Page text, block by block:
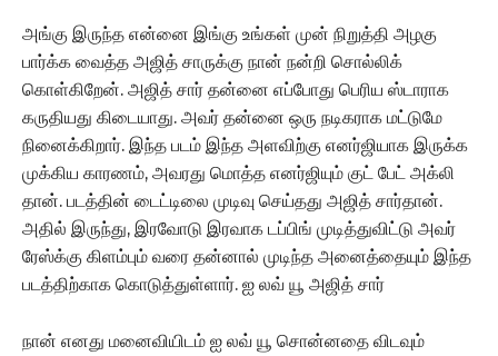
அங்கு இருந்த என்னை இங்கு உங்கள் முன் நிறுத்தி அழகு
பார்க்க வைத்த அஜித் சாருக்கு நான் நன்றி சொல்லிக்
கொள்கிறேன். அஜித் சார் தன்னை எப்போது பெரிய ஸ்டாராக
கருதியது கிடையாது. அவர் தன்னை ஒரு நடிகராக மட்டுமே
நினைக்கிறார். இந்த படம் இந்த அளவிற்கு எனர்ஜியாக இருக்க
முக்கிய காரணம், அவரது மொத்த எனர்ஜியும் குட் பேட் அக்லி
தான். படத்தின் டைட்டிலை முடிவு செய்தது அஜித் சார்தான்.
அதில் இருந்து, இரவோடு இரவாக டப்பிங் முடித்துவிட்டு அவர்
ரேஸ்க்கு கிளம்பும் வரை தன்னால் முடிந்த அனைத்தையும் இந்த
படத்திற்காக கொடுத்துள்ளார். ஐ லவ் யூ அஜித் சார்
நான் எனது மனைவியிடம் ஐ லவ் யூ சொன்னதை விடவும்